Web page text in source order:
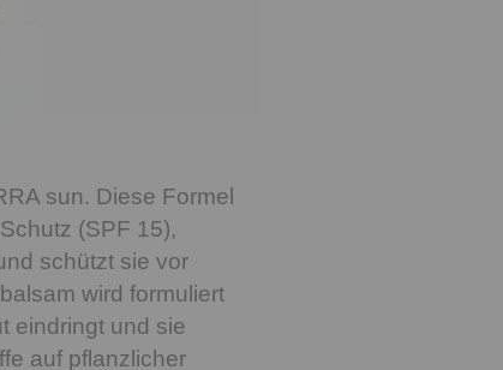
sun. Diese Formel
(SPF 15),
schützt sie vor
wird formuliert
eindringt und sie
auf pflanzlicher